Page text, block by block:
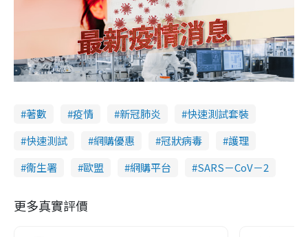
著數 疫情 新冠肺炎
快速測試套裝
快速測試
網購優惠 冠狀病毒
護理
衞生署
歐盟 網購平台 SARS－CoV－2
更多真實評價